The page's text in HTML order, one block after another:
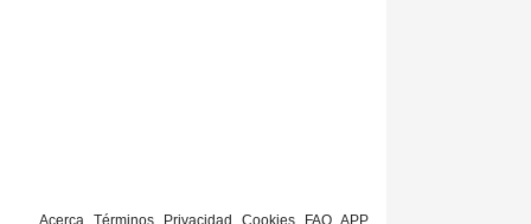
Acerca Términos Privacidad Cookies FAQ APP